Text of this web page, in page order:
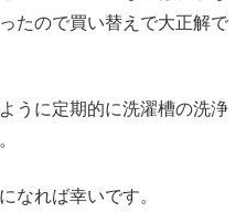
たので買い替えで大正解で
うに定期的に洗濯槽の洗浄
なれば幸いです。